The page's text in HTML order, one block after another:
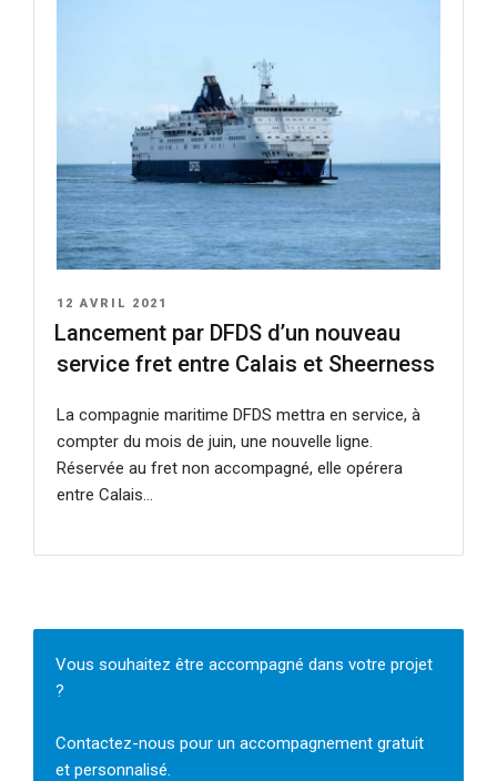
PUBLIÉ
LE
12 AVRIL 2021
Lancement par DFDS d’un nouveau
service fret entre Calais et Sheerness
La compagnie maritime DFDS mettra en service, à
compter du mois de juin, une nouvelle ligne.
Réservée au fret non accompagné, elle opérera
entre Calais…
Vous souhaitez être accompagné dans votre projet
?
Contactez-nous pour un accompagnement gratuit
et personnalisé.